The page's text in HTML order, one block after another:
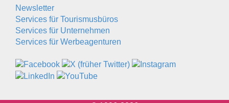
Newsletter
Services für Tourismusbüros
Services für Unternehmen
Services für Werbeagenturen